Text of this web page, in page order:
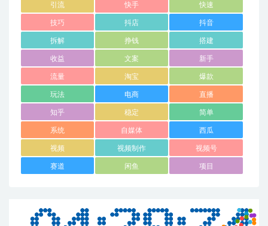
引流 快手 快速
技巧 抖店 抖音
拆解 挣钱 搭建
收益 文案 新手
流量 淘宝 爆款
玩法 电商 直播
知乎 稳定 简单
系统 自媒体 西瓜
视频 视频制作 视频号
赛道 闲鱼 项目